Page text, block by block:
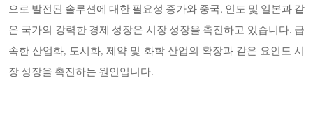
으로 발전된 솔루션에 대한 필요성 증가와 중국, 인도 및 일본과 같
은 국가의 강력한 경제 성장은 시장 성장을 촉진하고 있습니다. 급
속한 산업화, 도시화, 제약 및 화학 산업의 확장과 같은 요인도 시
장 성장을 촉진하는 원인입니다.